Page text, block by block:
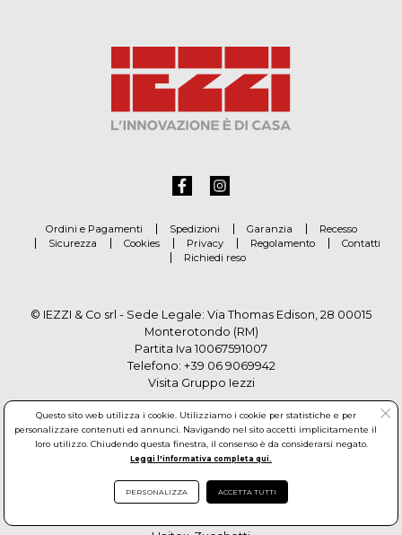
Ordini e Pagamenti Spedizioni Garanzia
Recesso
Sicurezza
Cookies Privacy Regolamento
Contatti
Richiedi reso
© IEZZI & Co srl - Sede Legale: Via Thomas Edison, 28 00015
Monterotondo (RM)
Partita Iva 10067591007
Telefono: +39 06 9069942
Visita Gruppo Iezzi
Questo sito web utilizza i cookie. Utilizziamo i cookie per statistiche e per
personalizzare contenuti ed annunci. Navigando nel sito accetti implicitamente il
loro utilizzo. Chiudendo questa finestra, il consenso è da considerarsi negato.
Leggi l'informativa completa qui.
PERSONALIZZA ACCETTA TUTTI